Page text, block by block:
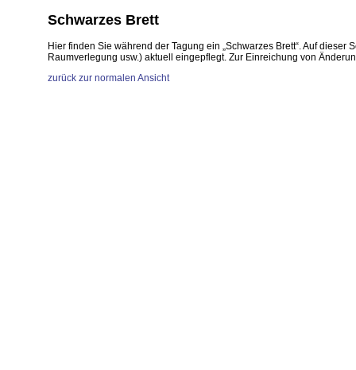
Schwarzes Brett
Hier finden Sie während der Tagung ein „Schwarzes Brett“. Auf
Raumverlegung usw.) aktuell eingepflegt. Zur Einreichung von
zurück zur normalen Ansicht